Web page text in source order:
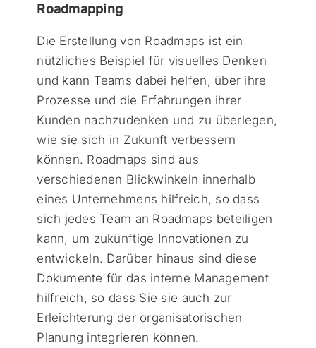
Roadmapping
Die Erstellung von Roadmaps ist ein
nützliches Beispiel für visuelles Denken
und kann Teams dabei helfen, über ihre
Prozesse und die Erfahrungen ihrer
Kunden nachzudenken und zu überlegen,
wie sie sich in Zukunft verbessern
können. Roadmaps sind aus
verschiedenen Blickwinkeln innerhalb
eines Unternehmens hilfreich, so dass
sich jedes Team an Roadmaps beteiligen
kann, um zukünftige Innovationen zu
entwickeln. Darüber hinaus sind diese
Dokumente für das interne Management
hilfreich, so dass Sie sie auch zur
Erleichterung der organisatorischen
Planung integrieren können.